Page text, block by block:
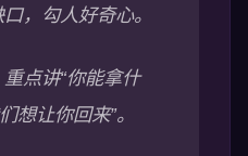
，勾人好奇心。
点讲“你能拿什
想让你回来”。